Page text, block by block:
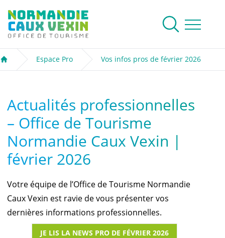
Normandie Caux Vexin
Ouvrir le
Rechercher
Accueil
Espace Pro Vos infos pros de février 2026
Actualités professionnelles
– Office de Tourisme
Normandie Caux Vexin |
février 2026
Votre équipe de l’Office de Tourisme Normandie
Caux Vexin est ravie de vous présenter vos
dernières informations professionnelles.
JE LIS LA NEWS PRO DE FÉVRIER 2026